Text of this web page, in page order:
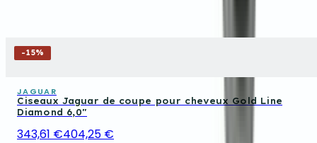
-15%
JAGUAR
Ciseaux Jaguar de coupe pour cheveux Gold Line
Diamond 6,0"
343,61 €404,25 €